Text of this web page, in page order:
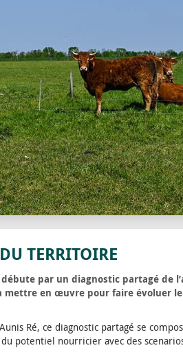
TERRITOIRE
débute par un diagnostic partagé
mettre en œuvre pour faire évoluer
Ré, ce diagnostic partagé se
potentiel nourricier avec des